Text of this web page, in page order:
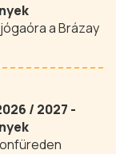
a Brázay
/ 2027 -